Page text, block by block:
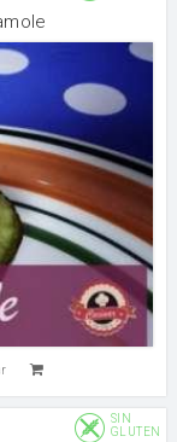
SIN
GLUTEN